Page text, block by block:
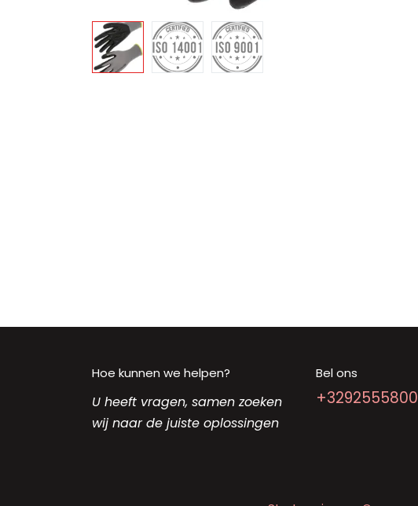
Hoe kunnen we helpen?
U heeft vragen, samen zoeken
wij naar de juiste oplossingen
Bel ons
+3292555800